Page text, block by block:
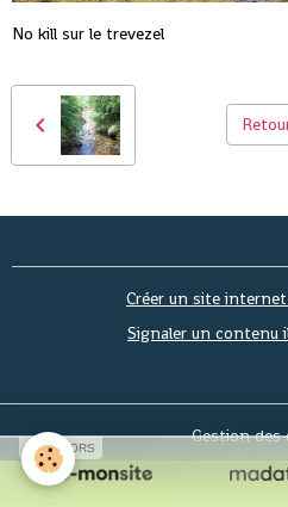
No kill sur le trevezel
Créer un site
Signaler un contenu
Gestion des
SPONSORS